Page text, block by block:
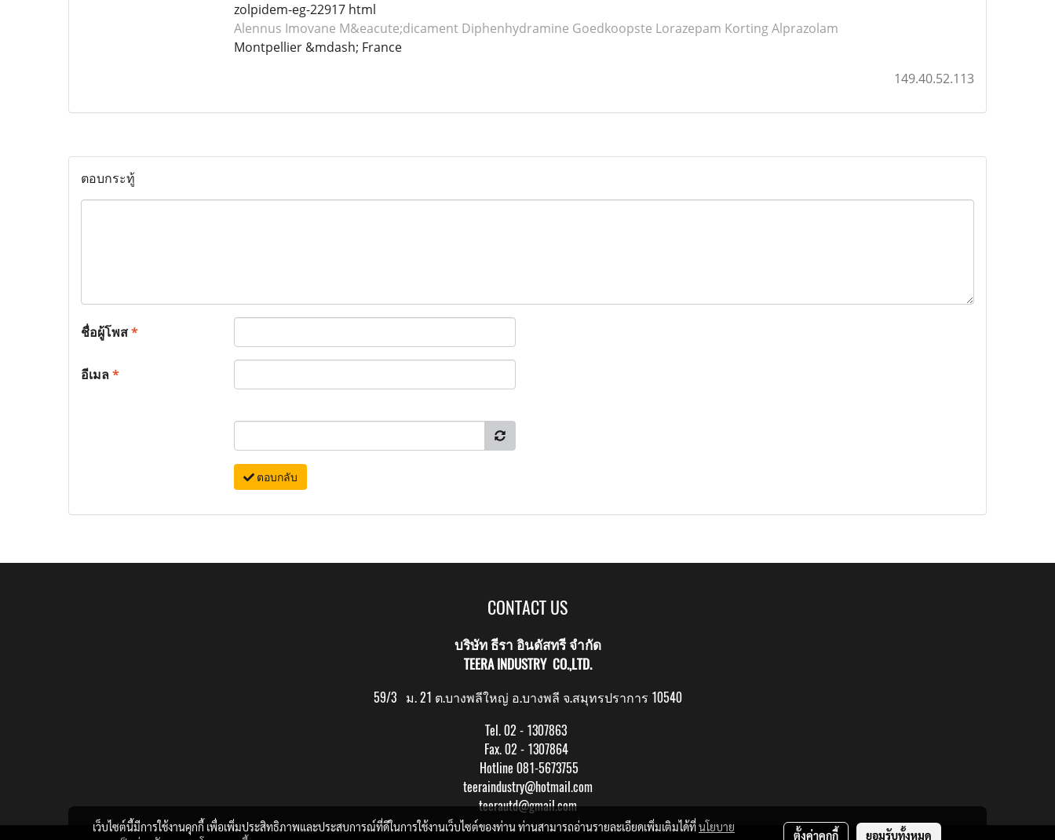
zolpidem-eg-22917 html
Alennus Imovane M&eacute;dicament Diphenhydramine Goedkoopste Lorazepam Korting Alprazolam
Montpellier &mdash; France
149.40.52.113
ตอบกระทู้
ชื่อผู้โพส*
อีเมล*
ตอบกลับ
CONTACT US
บริษัท ธีรา อินดัสทรี จำกัด
TEERA INDUSTRY CO.,LTD.
59/3 ม. 21 ต.บางพลีใหญ่ อ.บางพลี จ.สมุทรปราการ 10540
Tel. 02 - 1307863
Fax. 02 - 1307864
Hotline 081-5673755
teeraindustry@hotmail.com
teerautd@gmail.com
เว็บไซต์นี้มีการใช้งานคุกกี้ เพื่อเพิ่มประสิทธิภาพและประสบการณ์ที่ดีในการใช้งานเว็บไซต์ของท่าน ท่านสามารถอ่านรายละเอียดเพิ่มเติมได้ที่นโยบาย
ตั้งค่าคุกกี้ ยอมรับทั้งหมด